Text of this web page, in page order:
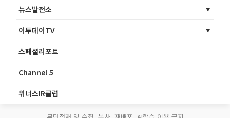
뉴스발전소
이투데이TV
스페셜리포트
Channel 5
위너스IR클럽